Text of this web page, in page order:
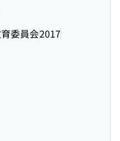
委員会2017